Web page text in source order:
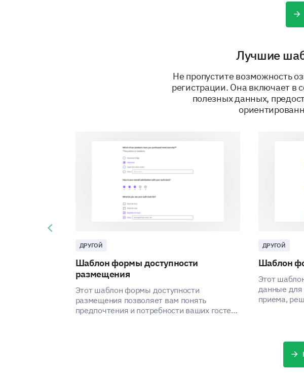
Ease
your
Лучшие
Не пропустите возможность
регистрации. Она включает в
полезных данных,
ДРУГОЙ
Шаблон формы доступности
размещения
Этот шаблон формы доступности
размещения позволяет вам понять
предпочтения и потребности ваших гостей,
ДРУГОЙ
Шаблон
Этот
данные для
приема,
Previous slide